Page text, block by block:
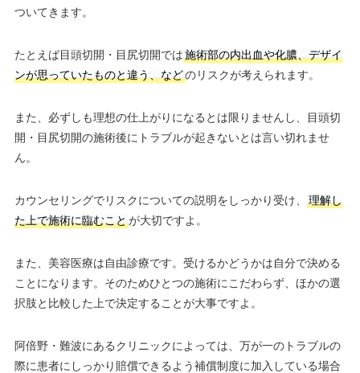
ついてきます。
たとえば目頭切開・目尻切開では施術部の内出血や化膿、デザイ
ンが思っていたものと違う、などのリスクが考えられます。
また、必ずしも理想の仕上がりになるとは限りませんし、目頭切
開・目尻切開の施術後にトラブルが起きないとは言い切れませ
ん。
カウンセリングでリスクについての説明をしっかり受け、
理解し
た上で施術に臨むことが大切ですよ。
また、美容医療は自由診療です。受けるかどうかは自分で決める
ことになります。そのためひとつの施術にこだわらず、ほかの選
択肢と比較した上で決定することが大事ですよ。
阿倍野・難波にあるクリニックによっては、万が一のトラブルの
際に患者にしっかり賠償できるよう補償制度に加入している場合